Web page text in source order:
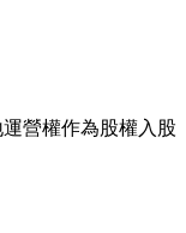
營權作為股權入股